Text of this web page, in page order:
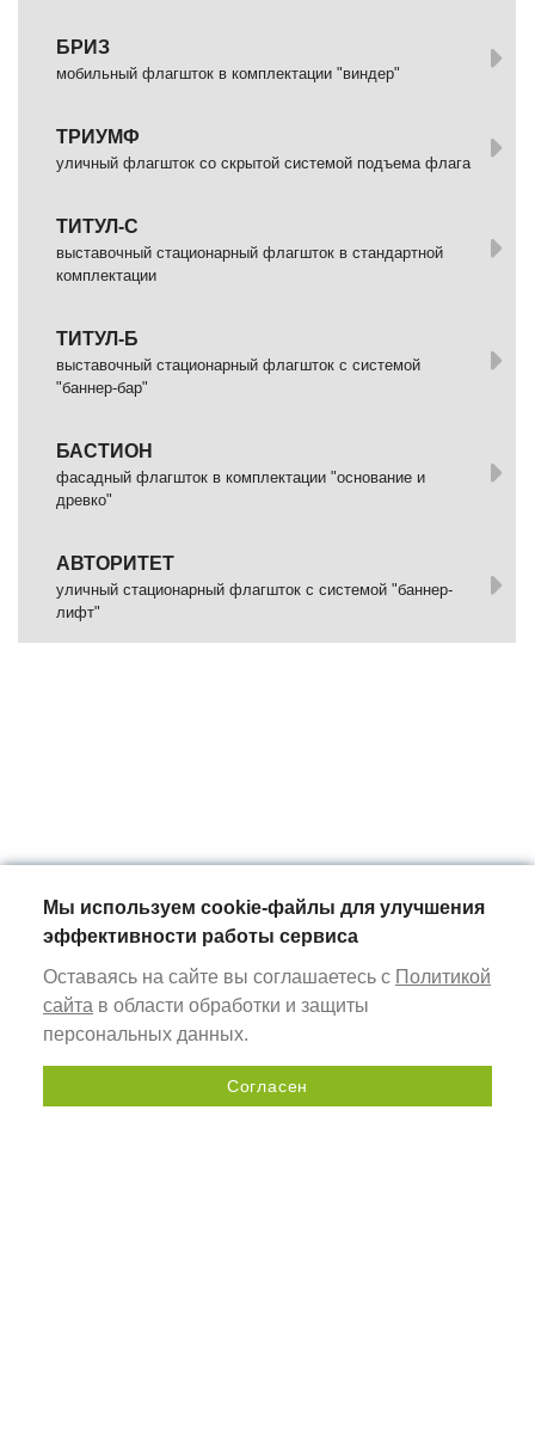
БРИЗ
мобильный флагшток в комплектации "виндер"
ТРИУМФ
уличный флагшток со скрытой системой подъема флага
ТИТУЛ-С
выставочный стационарный флагшток в стандартной
комплектации
ТИТУЛ-Б
выставочный стационарный флагшток с системой
"баннер-бар"
БАСТИОН
фасадный флагшток в комплектации "основание и
древко"
АВТОРИТЕТ
уличный стационарный флагшток с системой "баннер-
лифт"
Отправить запрос
Мы используем cookie-файлы для улучшения
эффективности работы сервиса
Оставаясь на сайте вы соглашаетесь с Политикой
сайта в области обработки и защиты
персональных данных.
Согласен